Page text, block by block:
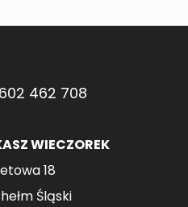
462 708
WIECZOREK
18
Śląski